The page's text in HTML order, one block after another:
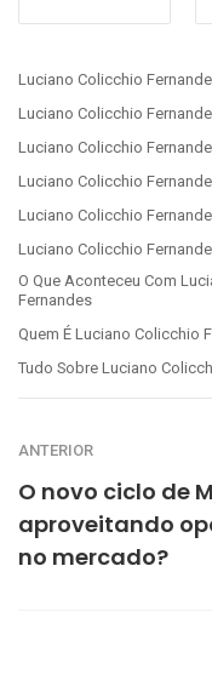
Luciano Colicchio
Luciano Colicchio
Luciano Colicchio
Luciano Colicchio
Luciano Colicchio
Luciano Colicchio
O Que Aconteceu Com
Fernandes
Quem É Luciano Colicchio
Tudo Sobre Luciano
ANTERIOR
O novo ciclo de
aproveitando
no mercado?